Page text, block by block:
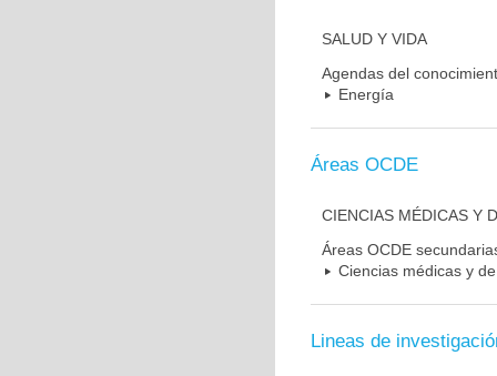
SALUD Y VIDA
Agendas del
Energía
Áreas OCDE
CIENCIAS MÉDICAS Y
Áreas OCDE
Ciencias médicas y
Lineas de